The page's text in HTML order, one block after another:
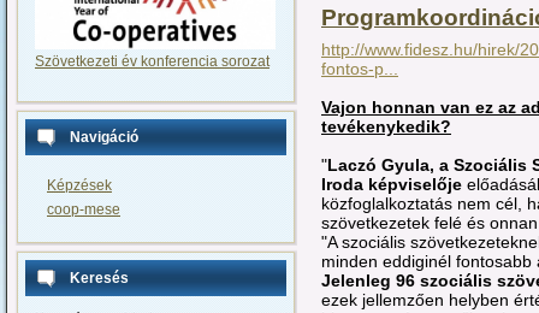
Szövetkezeti év konferencia sorozat
Navigáció
Képzések
coop-mese
Keresés
http://www.fidesz.hu/hirek/
fontos-p...
Vajon honnan van ez az
tevékenykedik?
"Laczó Gyula, a Szociális
Iroda képviselője
közfoglalkoztatás nem cél,
szövetkezetek felé és
"A szociális
minden eddiginél fontosabb
Jelenleg 96 szociális
ezek jellemzően helyben